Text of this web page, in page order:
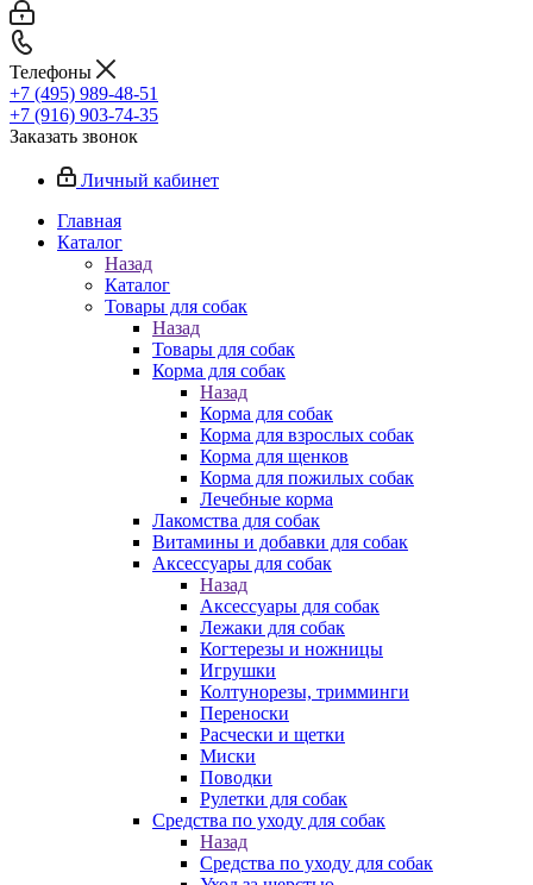
Телефоны
+7 (495) 989-48-51
+7 (916) 903-74-35
Заказать звонок
Личный кабинет
Главная
Каталог
Назад
Каталог
Товары для собак
Назад
Товары для собак
Корма для собак
Назад
Корма для собак
Корма для взрослых собак
Корма для щенков
Корма для пожилых собак
Лечебные корма
Лакомства для собак
Витамины и добавки для собак
Аксессуары для собак
Назад
Аксессуары для собак
Лежаки для собак
Когтерезы и ножницы
Игрушки
Колтунорезы, тримминги
Переноски
Расчески и щетки
Миски
Поводки
Рулетки для собак
Средства по уходу для собак
Назад
Средства по уходу для собак